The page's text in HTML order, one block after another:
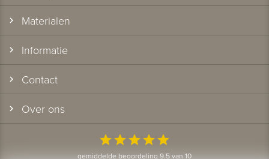
Materialen
Informatie
Contact
Over ons
starstarstarstarstar
gemiddelde beoordeling 9.5 van 10